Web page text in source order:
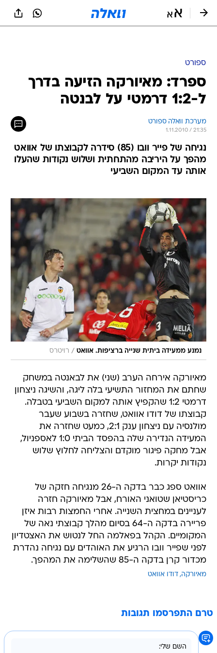
ספורט
ספרד: מאיורקה הזיעה בדרך
ל-1:2 דרמטי על לבנטה
מערכת וואלה ספורט
1.11.2010 / 21:35
נגיחה של פייר וובו (85) סידרה לקבוצתו של אוואט
מהפך על היריבה מהתחתית ושלוש נקודות שהעלו
אותה עד המקום השביעי
נמנע ממעידה ביתית שנייה ברציפות. אוואט / רויטרס
מאיורקה אירחה הערב (שני) את לבאנטה במשחק
שחתם את המחזור התשיעי בלה ליגה, והשיגה ניצחון
דרמטי 1:2 שהקפיץ אותה למקום השביעי בטבלה.
קבוצתו של דודו אוואט, שחזרה בשבוע שעבר
מולנסיה עם ניצחון ענק 2:1, כמעט שחזרה את
המעידה הנדירה שלה בהפסד הביתי 1:0 לאספניול,
אבל מחקה פיגור מוקדם והצליחה לחלוץ שלוש
נקודות יקרות.
אוואט ספג כבר בדקה ה-26 מנגיחה חזקה של
כריסטיאן שטואני האורח, אבל מאיורקה חזרה
לעניינים במחצית השנייה. אחרי החמצות רבות איזן
פריירה בדקה ה-64 בסיום מהלך קבוצתי נאה של
המקומיים. הקהל בפאלמה החל לנטוש את האצטדיון
לפני שפייר וובו הרגיע את האוהדים עם נגיחה נהדרת
מכדור קרן בדקה ה-85 שהשלימה את המהפך.
מאיורקה דודו אוואט
טרם התפרסמו תגובות